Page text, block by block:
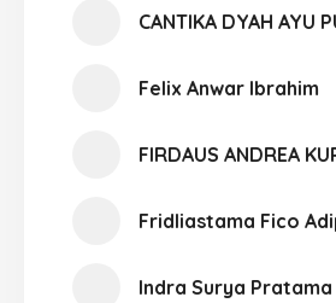
CANTIKA DYAH AYU
Felix Anwar Ibrahim
FIRDAUS ANDREA
Fridliastama Fico
Indra Surya Pratama